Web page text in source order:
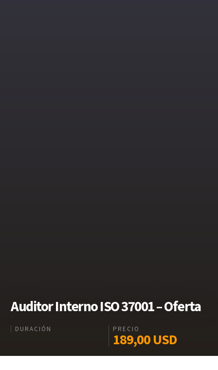
Auditor Interno ISO 37001 – Oferta
DURACIÓN PRECIO
189,00USD